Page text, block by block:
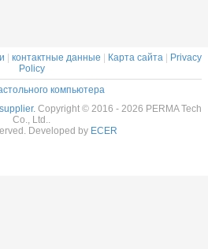
контактные данные Карта сайта
Privacy
Policy
компьютера
Copyright © 2016 - 2026 PERMA Tech
Co., Ltd..
Developed by ECER